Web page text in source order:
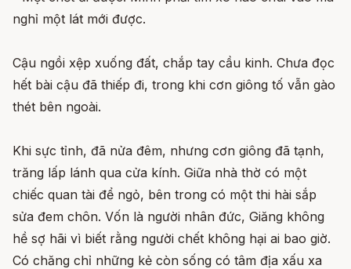
nghỉ một lát mới được.
Cậu ngồi xệp xuống đất, chắp tay cầu kinh. Chưa đọc
hết bài cậu đã thiếp đi, trong khi cơn giông tố vẫn gào
thét bên ngoài.
Khi sực tỉnh, đã nửa đêm, nhưng cơn giông đã tạnh,
trăng lấp lánh qua cửa kính. Giữa nhà thờ có một
chiếc quan tài để ngỏ, bên trong có một thi hài sắp
sửa đem chôn. Vốn là người nhân đức, Giăng không
hề sợ hãi vì biết rằng người chết không hại ai bao giờ.
Có chăng chỉ những kẻ còn sống có tâm địa xấu xa